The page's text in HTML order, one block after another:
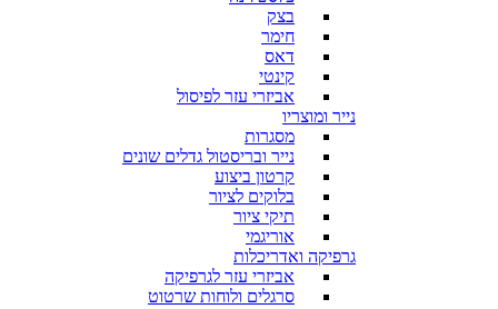
בצק
חימר
דאס
קינטי
אביזרי עזר לפיסול
נייר ומוצריו
מסגרות
נייר ובריסטול גדלים שונים
קרטון ביצוע
בלוקים לציור
תיקי ציור
אוריגמי
גרפיקה ואדריכלות
אביזרי עזר לגרפיקה
סרגלים ולוחות שרטוט